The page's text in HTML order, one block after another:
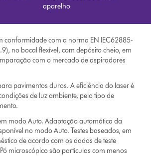
aparelho
conformidade com a norma EN IEC62885-
no bocal flexível, com depósito cheio, em
com o mercado de aspiradores
pavimentos duros. A eficiência do laser é
de luz ambiente, pelo tipo de
modo Auto. Adaptação automática da
no modo Auto. Testes baseados, em
de acordo com os dados de teste
microscópico são partículas com menos